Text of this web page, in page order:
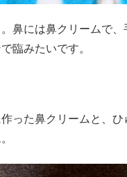
鼻には鼻クリームで、
臨みたいです。
った鼻クリームと、